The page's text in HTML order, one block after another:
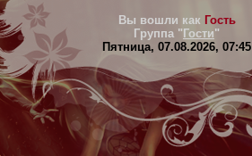
Вы вошли как Гость
Группа " Гости"
Пятница, 07.08.2026, 07:45